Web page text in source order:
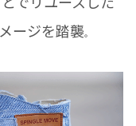
ージを踏襲。